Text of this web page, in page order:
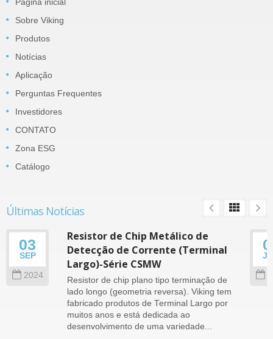
Sobre Viking
Produtos
Notícias
Aplicação
Perguntas Frequentes
Investidores
CONTATO
Zona ESG
Catálogo
Últimas Notícias
03
SEP
2024
Resistor de Chip Metálico de
Detecção de Corrente (Terminal
Largo)-Série CSMW
Resistor de chip plano tipo terminação de
lado longo (geometria reversa). Viking tem
fabricado produtos de Terminal Largo por
muitos anos e está dedicada ao
desenvolvimento de uma variedade...